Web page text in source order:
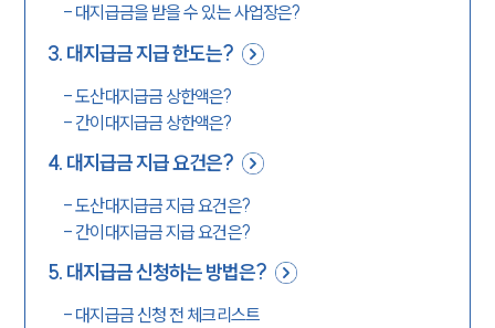
- 대지급금을 받을 수 있는 사업장은?
3. 대지급금 지급 한도는?
-도산대지급금 상한액은?
- 간이대지급금 상한액은?
4. 대지급금 지급 요건은?
-도산대지급금 지급 요건은?
- 간이대지급금 지급 요건은?
5. 대지급금 신청하는 방법은?
- 대지급금 신청 전 체크리스트